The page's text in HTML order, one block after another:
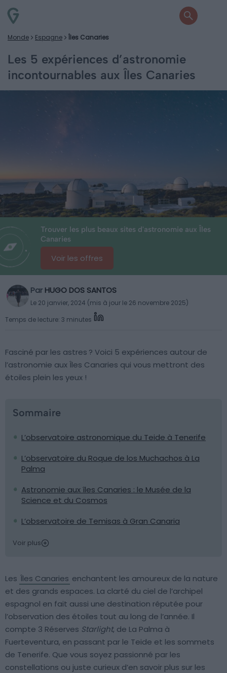
Monde Espagne Îles Canaries
Les 5 expériences d’astronomie
incontournables aux Îles Canaries
Trouver les plus beaux sites d'astronomie aux Îles
Canaries
Voir les offres
Par HUGO DOS SANTOS
Le 20 janvier, 2024 (mis à jour le 26 novembre 2025)
Temps de lecture: 3 minutes
Fasciné par les astres ? Voici 5 expériences autour de
l’astronomie aux Îles Canaries qui vous mettront des
étoiles plein les yeux !
Sommaire
L’observatoire astronomique du Teide à Tenerife
L’observatoire du Roque de los Muchachos à La
Palma
Astronomie aux îles Canaries : le Musée de la
Science et du Cosmos
L’observatoire de Temisas à Gran Canaria
Voir plus
Les Îles Canaries enchantent les amoureux de la nature
et des grands espaces. La clarté du ciel de l’archipel
espagnol en fait aussi une destination réputée pour
l’observation des étoiles tout au long de l’année. Il
compte 3 Réserves Starlight, de La Palma à
Fuerteventura, en passant par le Teide et les sommets
de Tenerife. Que vous soyez passionné par les
constellations ou juste curieux d’en savoir plus sur les